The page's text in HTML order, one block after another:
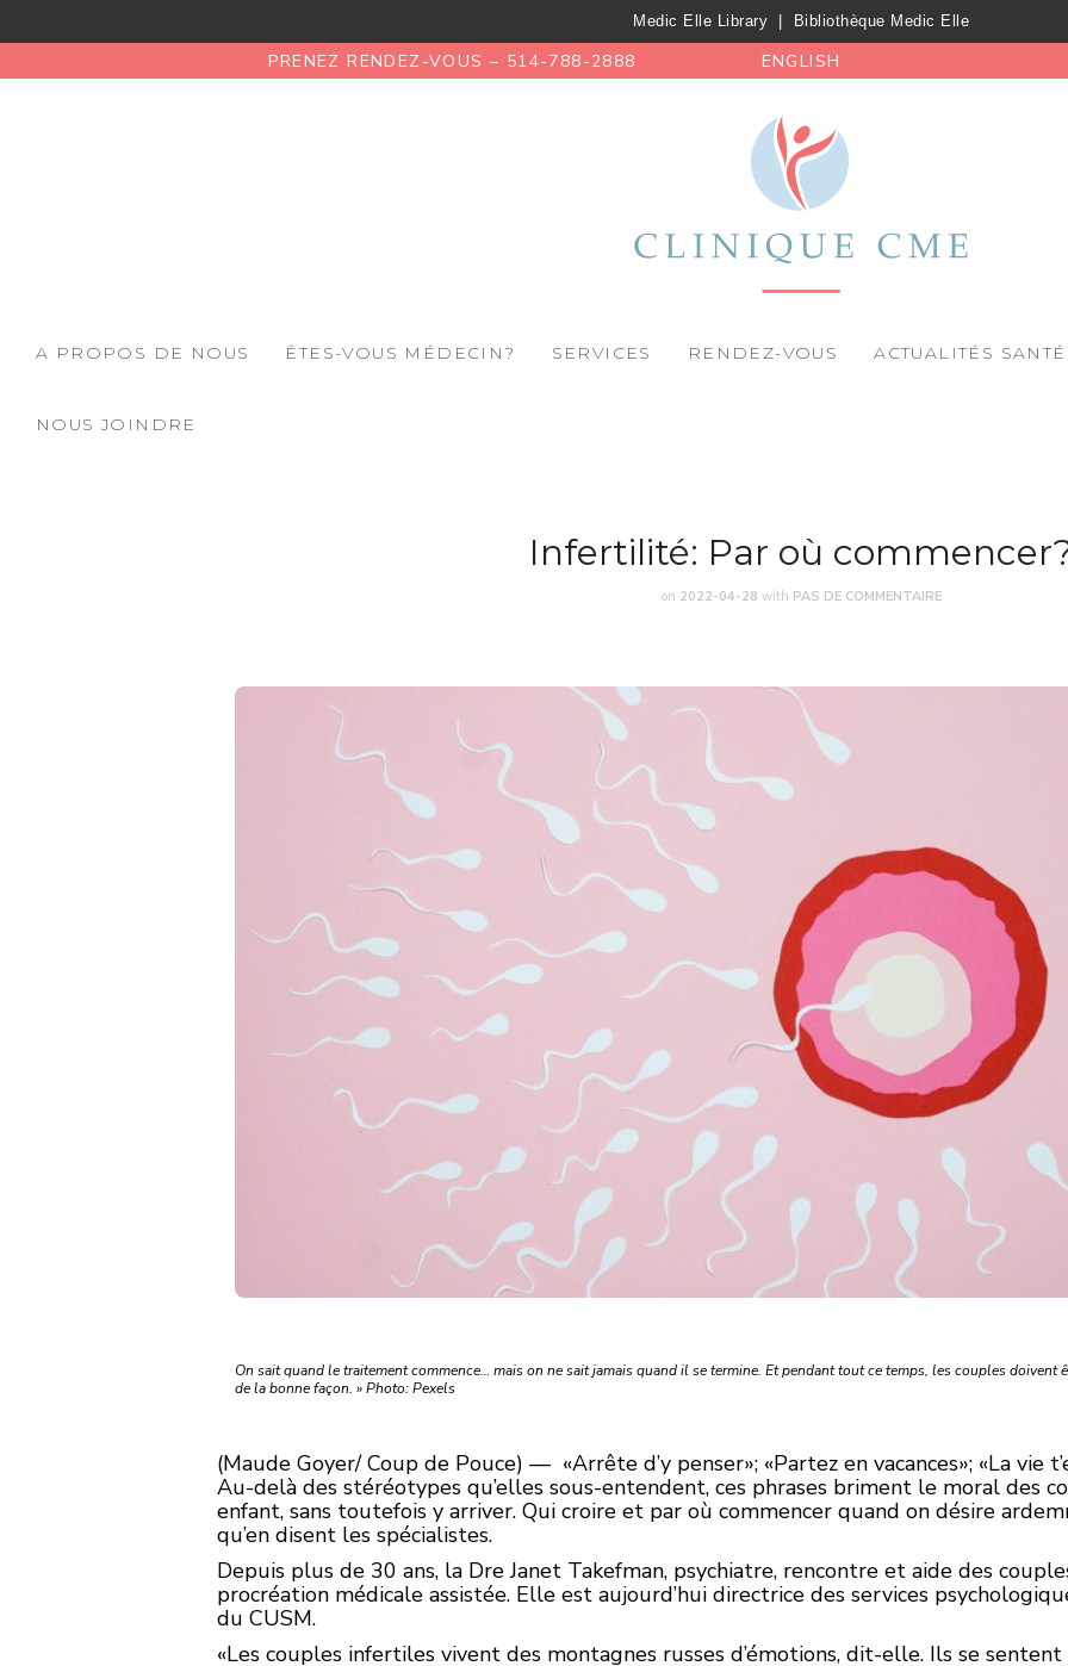
Medic Elle Library Bibliothèque Medic Elle
PRENEZ RENDEZ-VOUS – 514-788-2888 ENGLISH
A PROPOS DE NOUS ÊTES-VOUS MÉDECIN? SERVICES RENDEZ-VOUS ACTUALITÉS SANTÉ
NOUS JOINDRE
Infertilité: Par où
on 2022-04-28 with PAS DE COMMENTAIRE
On sait quand le traitement commence… mais on ne sait jamais quand il se termine. Et pendant tout ce temps, les couples doivent
de la bonne façon. » Photo: Pexels
(Maude Goyer/ Coup de Pouce) — «Arrête d’y penser»; «Partez en vacances»; «La vie
Au-delà des stéréotypes qu’elles sous-entendent, ces phrases briment le moral des
enfant, sans toutefois y arriver. Qui croire et par où commencer quand on désire
qu’en disent les spécialistes.
Depuis plus de 30 ans, la Dre Janet Takefman, psychiatre, rencontre et aide des
procréation médicale assistée. Elle est aujourd’hui directrice des services
du CUSM.
«Les couples infertiles vivent des montagnes russes d’émotions, dit-elle. Ils se